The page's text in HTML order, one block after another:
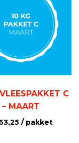
C
– MAART
/ pakket